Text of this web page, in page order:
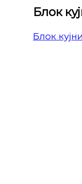
Блок
Блок кујни